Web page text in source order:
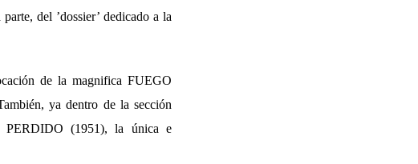
del ’dossier’ dedicado a la
de la magnifica FUEGO
ya dentro de la sección
PERDIDO (1951), la única e